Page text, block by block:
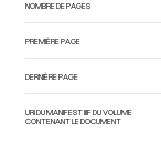
NOMBRE DE PAGES
PREMIÈRE PAGE
DERNIÈRE PAGE
URI DU MANIFEST IIIF DU VOLUME
CONTENANT LE DOCUMENT